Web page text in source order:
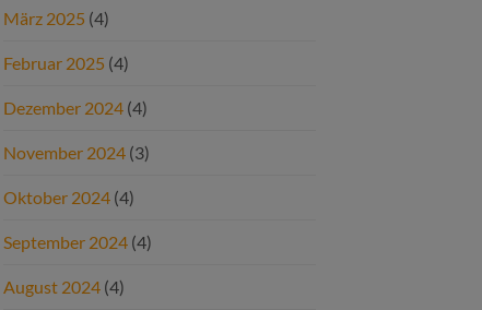
März 2025 (4)
Februar 2025 (4)
Dezember 2024 (4)
November 2024 (3)
Oktober 2024 (4)
September 2024 (4)
August 2024 (4)